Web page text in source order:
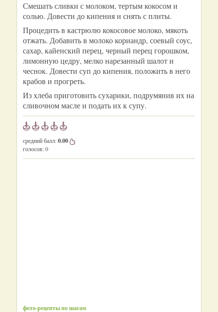
Смешать сливки с молоком, тертым кокосом и
солью. Довести до кипения и снять с плиты.
Процедить в кастрюлю кокосовое молоко, мякоть
отжать. Добавить в молоко кориандр, соевый соус,
сахар, кайенский перец, черный перец горошком,
лимонную цедру, мелко нарезанный шалот и
чеснок. Довести суп до кипения, положить в него
крабов и прогреть.
Из хлеба приготовить сухарики, подрумянив их на
сливочном масле и подать их к супу.
средний балл:0.00
голосов:0
фото-рецепты по шагам